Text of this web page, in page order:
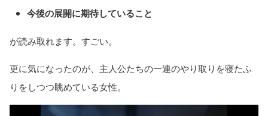
今後の展開に期待していること
が読み取れます。すごい。
更に気になったのが、主人公たちの一連のやり取りを寝たふ
りをしつつ眺めている女性。